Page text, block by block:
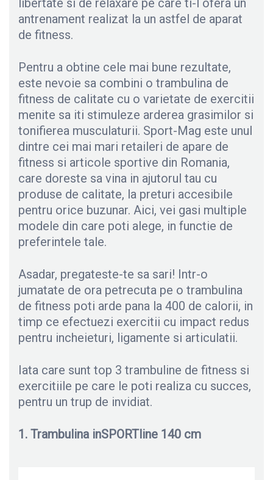
libertate si de relaxare pe care ti-l ofera un
antrenament realizat la un astfel de aparat
de fitness.
Pentru a obtine cele mai bune rezultate,
este nevoie sa combini o trambulina de
fitness de calitate cu o varietate de exercitii
menite sa iti stimuleze arderea grasimilor si
tonifierea musculaturii. Sport-Mag este unul
dintre cei mai mari retaileri de apare de
fitness si articole sportive din Romania,
care doreste sa vina in ajutorul tau cu
produse de calitate, la preturi accesibile
pentru orice buzunar. Aici, vei gasi multiple
modele din care poti alege, in functie de
preferintele tale.
Asadar, pregateste-te sa sari! Intr-o
jumatate de ora petrecuta pe o trambulina
de fitness poti arde pana la 400 de calorii, in
timp ce efectuezi exercitii cu impact redus
pentru incheieturi, ligamente si articulatii.
Iata care sunt top 3 trambuline de fitness si
exercitiile pe care le poti realiza cu succes,
pentru un trup de invidiat.
1. Trambulina inSPORTline 140 cm